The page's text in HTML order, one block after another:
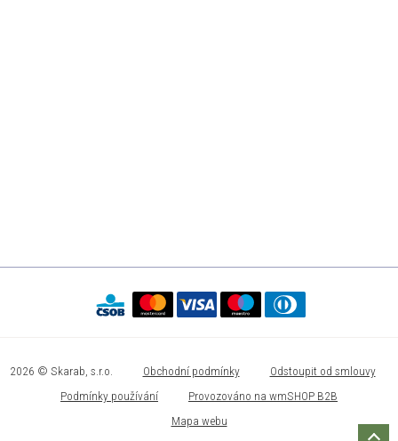
2026 © Skarab, s.r.o. Obchodní podmínky
Odstoupit od smlouvy
Podmínky používání
Provozováno na wmSHOP B2B
Mapa webu